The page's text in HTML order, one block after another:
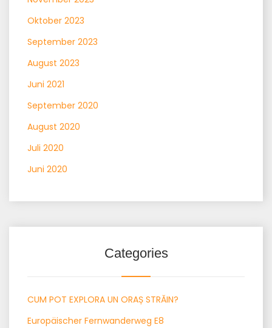
Oktober 2023
September 2023
August 2023
Juni 2021
September 2020
August 2020
Juli 2020
Juni 2020
Categories
CUM POT EXPLORA UN ORAȘ STRĂIN?
Europäischer Fernwanderweg E8